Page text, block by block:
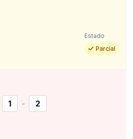
Estado
Parcial
1 - 2